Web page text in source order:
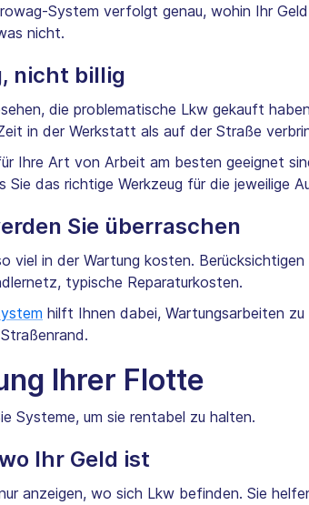
System verfolgt genau, wohin Ihr
nicht.
nicht billig
die problematische Lkw gekauft
in der Werkstatt als auf der Straße
Ihre Art von Arbeit am besten geeignet
Sie das richtige Werkzeug für die jeweilige
Sie überraschen
viel in der Wartung kosten.
typische Reparaturkosten.
hilft Ihnen dabei, Wartungsarbeiten
Ihrer Flotte
Systeme, um sie rentabel zu halten.
Ihr Geld ist
anzeigen, wo sich Lkw befinden. Sie